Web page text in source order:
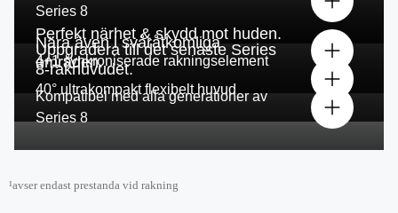
Series 8
Perfekt närhet&skydd mot huden.
4+1 synkroniserade rakningselement
Näraäven i svåråtkomliga
områden.
40° ultrakompakt flexibelt huvud
Uppgradera till det senaste Series
8-rakhuvudet.
Kompatibel med alla generationer av
Series 8
¹avser endast prestanda vid rakning